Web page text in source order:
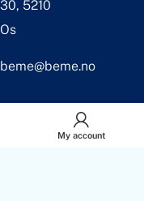
30, 5210
Os
beme@beme.no
My account